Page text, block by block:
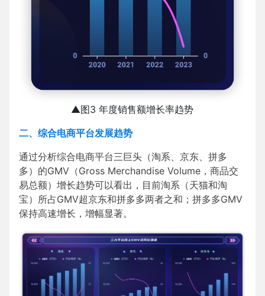
▲图3 年度销售额增长率趋势
二、综合电商平台发展趋势
通过分析综合电商平台三巨头（淘系、京东、拼多
多）的GMV（Gross Merchandise Volume，商品交
易总额）增长趋势可以看出，目前淘系（天猫和淘
宝）所占GMV超京东和拼多多两者之和；拼多多GMV
保持高速增长，增幅显著。